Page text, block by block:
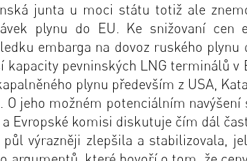
junta u moci státu totiž ale
plynu do EU. Ke snižovaní cen
embarga na dovoz ruského
pevninských LNG terminálů v
plynu především z USA,
jeho možném potenciálním navýšení
Evropské komisi diskutuje čím dál
výrazněji zlepšila a stabilizovala,